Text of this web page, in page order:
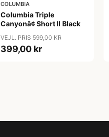
COLUMBIA
Columbia Triple
Canyonâ¢ Short II Black
VEJL. PRIS 599,00 KR
399,00 kr